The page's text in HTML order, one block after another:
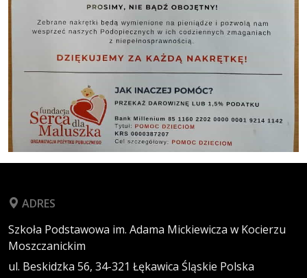
ADRES
Szkoła Podstawowa im. Adama Mickiewicza w Kocierzu
Moszczanickim
ul. Beskidzka 56, 34-321 Łękawica Śląskie Polska